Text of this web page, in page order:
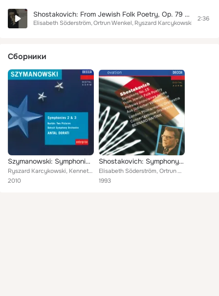
Shostakovich: From Jewish Folk Poetry, Op. 79 - 11. Happiness
Elisabeth Söderström Ortrun Wenkel Ryszard Karcykowski Royal
2:36
Сборники
Szymanowski: Symphonies Nos. 1 & 2 / Bartok: Two Pictures
Ryszard Karcykowski, Kenneth Jewell Chorale, Detroit Symphony Orchestra, Antal Doráti
2010
Shostakovich: Symphony No.15 "From Jewish Folk Poetry"
Elisabeth Söderström, Ortrun Wenkel, Ryszard Karcykowski, London Philharmonic Orchestra, Royal Concertgebouw Orchestra, Bernard ...
1993